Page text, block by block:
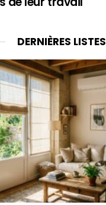
DERNIÈRES LISTES